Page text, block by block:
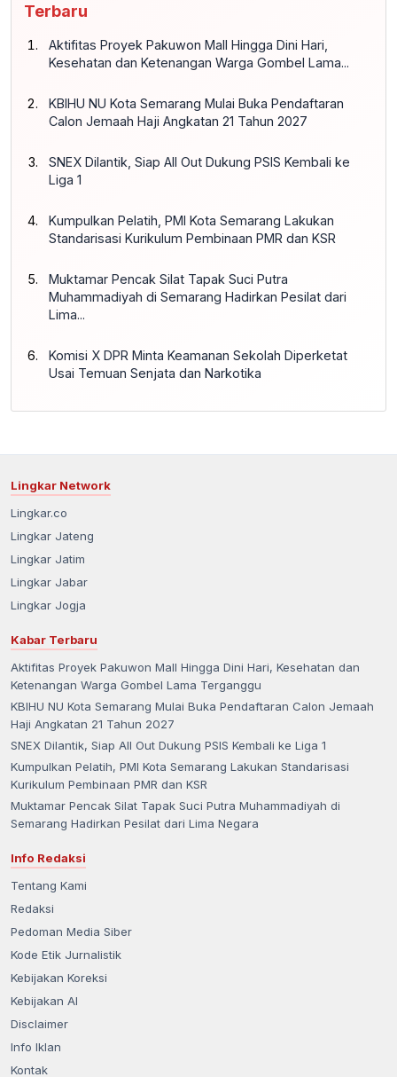
Terbaru
Aktifitas Proyek Pakuwon Mall Hingga Dini Hari,
Kesehatan dan Ketenangan Warga Gombel Lama...
KBIHU NU Kota Semarang Mulai Buka Pendaftaran
Calon Jemaah Haji Angkatan 21 Tahun 2027
SNEX Dilantik, Siap All Out Dukung PSIS Kembali ke
Liga 1
Kumpulkan Pelatih, PMI Kota Semarang Lakukan
Standarisasi Kurikulum Pembinaan PMR dan KSR
Muktamar Pencak Silat Tapak Suci Putra
Muhammadiyah di Semarang Hadirkan Pesilat dari
Lima...
Komisi X DPR Minta Keamanan Sekolah Diperketat
Usai Temuan Senjata dan Narkotika
Lingkar Network
Lingkar.co
Lingkar Jateng
Lingkar Jatim
Lingkar Jabar
Lingkar Jogja
Kabar Terbaru
Aktifitas Proyek Pakuwon Mall Hingga Dini Hari, Kesehatan dan
Ketenangan Warga Gombel Lama Terganggu
KBIHU NU Kota Semarang Mulai Buka Pendaftaran Calon Jemaah
Haji Angkatan 21 Tahun 2027
SNEX Dilantik, Siap All Out Dukung PSIS Kembali ke Liga 1
Kumpulkan Pelatih, PMI Kota Semarang Lakukan Standarisasi
Kurikulum Pembinaan PMR dan KSR
Muktamar Pencak Silat Tapak Suci Putra Muhammadiyah di
Semarang Hadirkan Pesilat dari Lima Negara
Info Redaksi
Tentang Kami
Redaksi
Pedoman Media Siber
Kode Etik Jurnalistik
Kebijakan Koreksi
Kebijakan AI
Disclaimer
Info Iklan
Kontak